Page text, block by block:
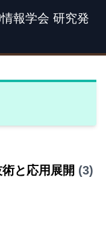
報学会 研究発
と応用展開 (3)